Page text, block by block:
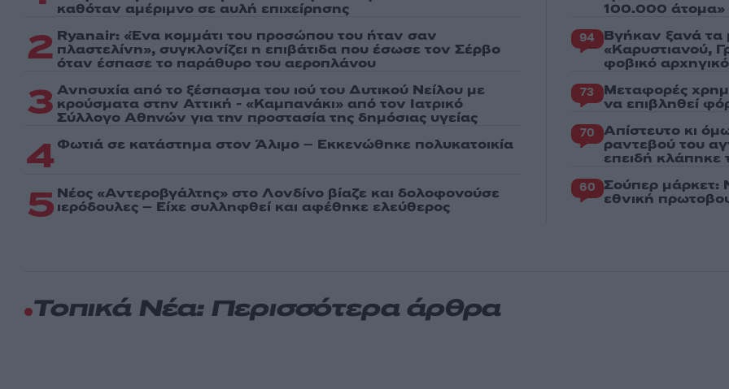
καθόταν αμέριμνο σε αυλή επιχείρησης
2 Ryanair: «Ένα κομμάτι του προσώπου του ήταν σαν
πλαστελίνη», συγκλονίζει η επιβάτιδα που έσωσε τον Σέρβο
όταν έσπασε το παράθυρο του αεροπλάνου
3 Ανησυχία από το ξέσπασμα του ιού του Δυτικού Νείλου με
κρούσματα στην Αττική - «Καμπανάκι» από τον Ιατρικό
Σύλλογο Αθηνών για την προστασία της δημόσιας υγείας
4 Φωτιά σε κατάστημα στον Άλιμο – Εκκενώθηκε πολυκατοικία
5 Νέος «Αντεροβγάλτης» στο Λονδίνο βίαζε και δολοφονούσε
ιερόδουλες – Είχε συλληφθεί και αφέθηκε ελεύθερος
100.000 άτομα»
94 Βγήκαν ξανά τα
«Καρυστιανού,
φοβικό
73 Μεταφορές
να επιβληθεί
70 Απίστευτο κι
ραντεβού του
επειδή κλάπηκε
60 Σούπερ μάρκετ:
εθνική
Τοπικά Νέα: Περισσότερα άρθρα